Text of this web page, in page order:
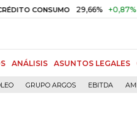
29,66% +0,87% +3,02%
ANÁLISIS ASUNTOS LEGALES
GRUPO ARGOS EBITDA